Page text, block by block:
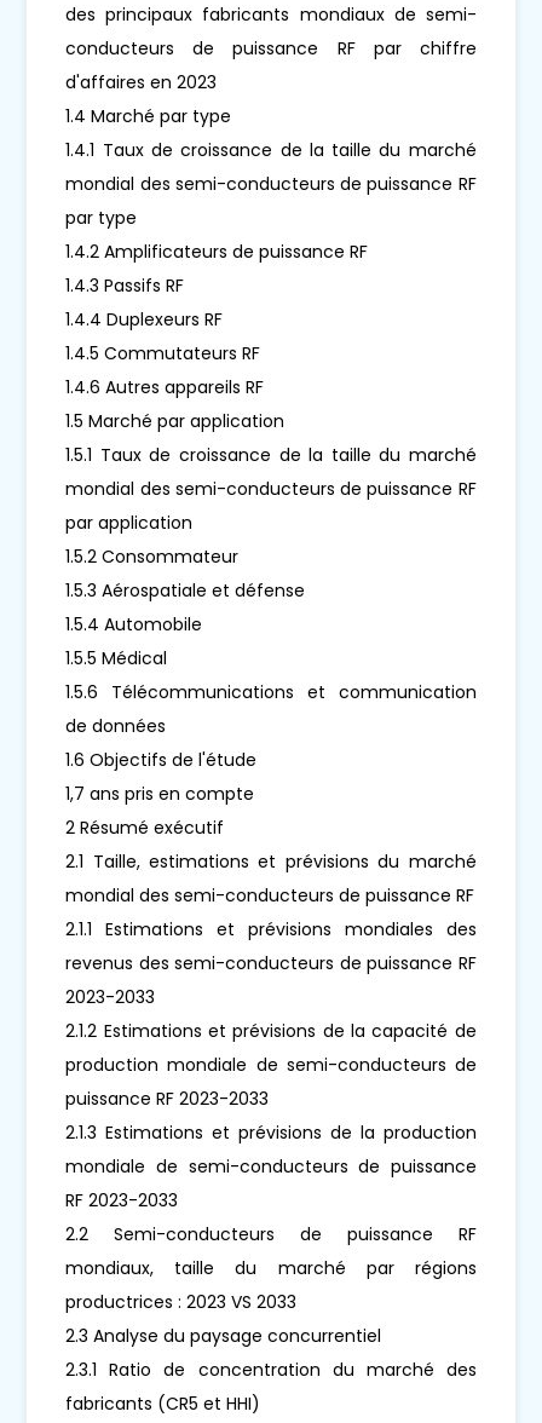
des principaux fabricants mondiaux de semi-
conducteurs de puissance RF par chiffre
d'affaires en 2023
1.4 Marché par type
1.4.1 Taux de croissance de la taille du marché
mondial des semi-conducteurs de puissance RF
par type
1.4.2 Amplificateurs de puissance RF
1.4.3 Passifs RF
1.4.4 Duplexeurs RF
1.4.5 Commutateurs RF
1.4.6 Autres appareils RF
1.5 Marché par application
1.5.1 Taux de croissance de la taille du marché
mondial des semi-conducteurs de puissance RF
par application
1.5.2 Consommateur
1.5.3 Aérospatiale et défense
1.5.4 Automobile
1.5.5 Médical
1.5.6 Télécommunications et communication
de données
1.6 Objectifs de l'étude
1,7 ans pris en compte
2 Résumé exécutif
2.1 Taille, estimations et prévisions du marché
mondial des semi-conducteurs de puissance RF
2.1.1 Estimations et prévisions mondiales des
revenus des semi-conducteurs de puissance RF
2023-2033
2.1.2 Estimations et prévisions de la capacité de
production mondiale de semi-conducteurs de
puissance RF 2023-2033
2.1.3 Estimations et prévisions de la production
mondiale de semi-conducteurs de puissance
RF 2023-2033
2.2 Semi-conducteurs de puissance RF
mondiaux, taille du marché par régions
productrices : 2023 VS 2033
2.3 Analyse du paysage concurrentiel
2.3.1 Ratio de concentration du marché des
fabricants (CR5 et HHI)